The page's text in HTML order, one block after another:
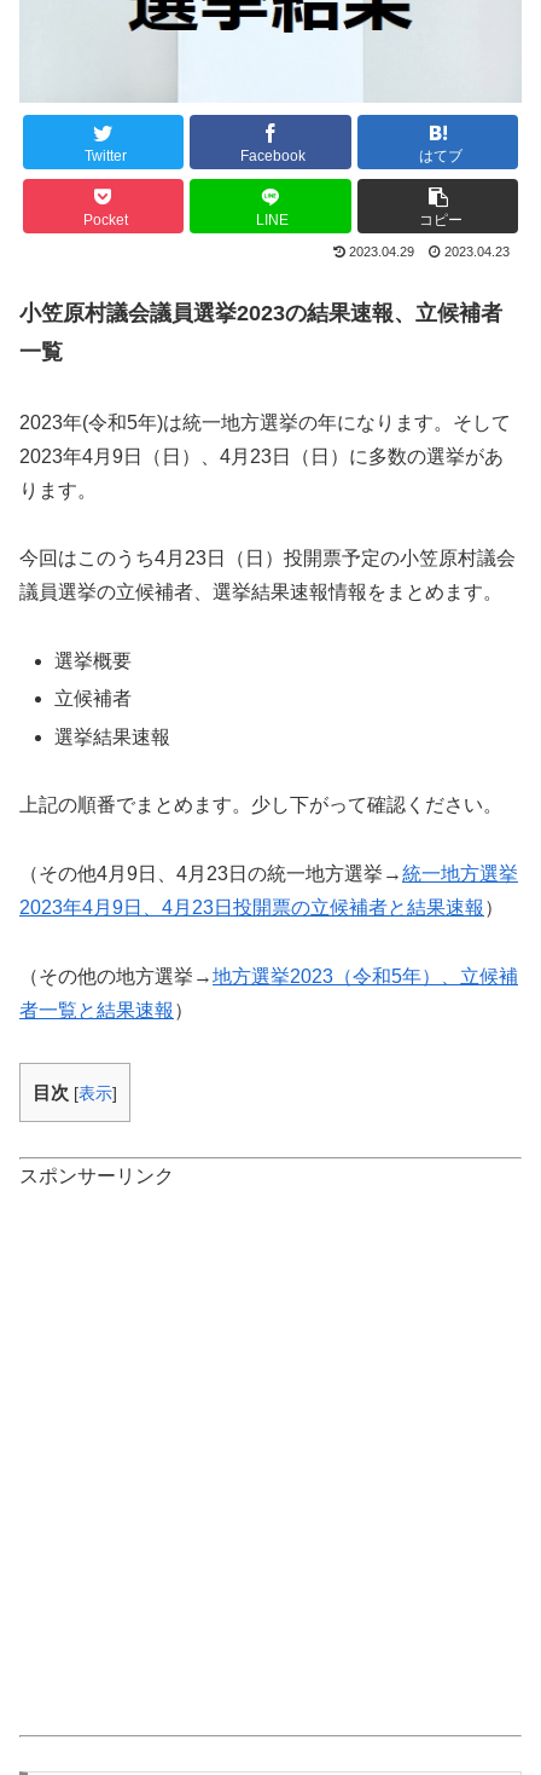
Twitter Facebook はてブ
Pocket LINE コピー
2023.04.29 2023.04.23
小笠原村議会議員選挙2023の結果速報、立候補者
一覧
2023年(令和5年)は統一地方選挙の年になります。そして
2023年4月9日（日）、4月23日（日）に多数の選挙があ
ります。
今回はこのうち4月23日（日）投開票予定の小笠原村議会
議員選挙の立候補者、選挙結果速報情報をまとめます。
選挙概要
立候補者
選挙結果速報
上記の順番でまとめます。少し下がって確認ください。
（その他4月9日、4月23日の統一地方選挙→統一地方選挙
2023年4月9日、4月23日投開票の立候補者と結果速報 ）
（その他の地方選挙→地方選挙2023（令和5年）、立候補
者一覧と結果速報 ）
目次 [表示]
スポンサーリンク